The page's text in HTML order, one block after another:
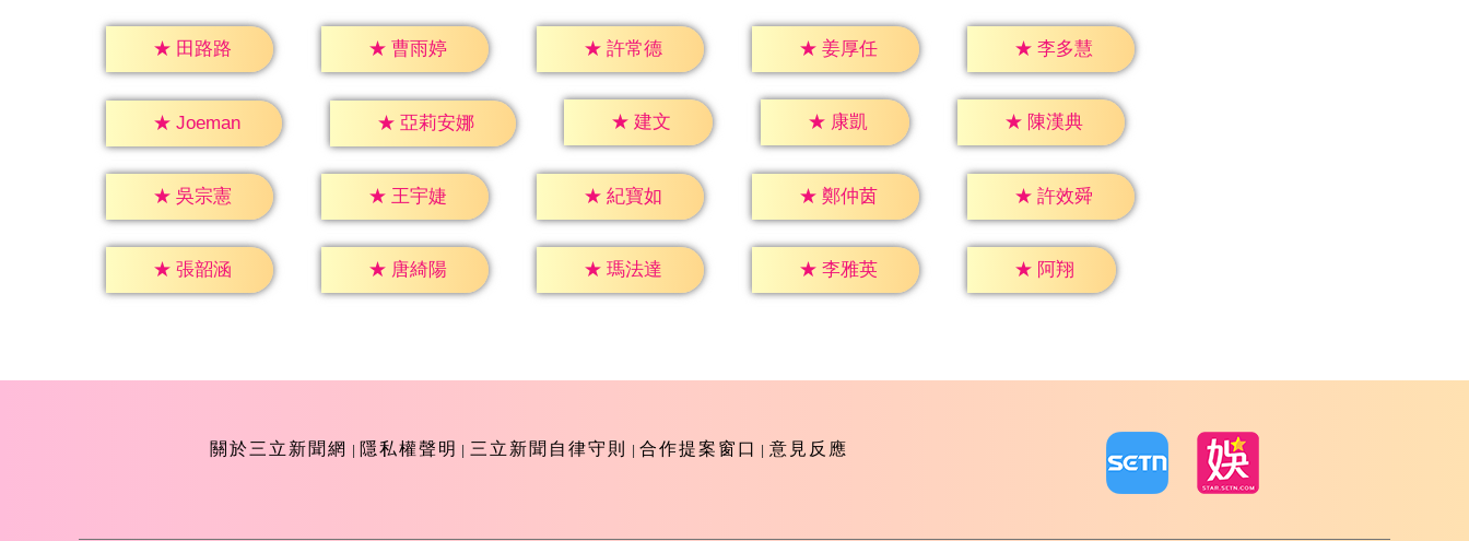
★ 田路路 ★ 曹雨婷 ★ 許常德 ★ 姜厚任 ★ 李多慧
★ Joeman ★ 亞莉安娜 ★ 建文 ★ 康凱 ★ 陳漢典
★ 吳宗憲 ★ 王宇婕 ★ 紀寶如 ★ 鄭仲茵 ★ 許效舜
★ 張韶涵 ★ 唐綺陽 ★ 瑪法達 ★ 李雅英 ★ 阿翔
關於三立新聞網 隱私權聲明 三立新聞自律守則 合作提案窗口 意見反應